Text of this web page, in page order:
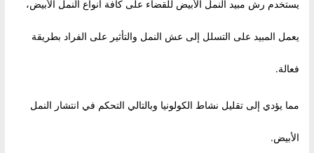
يستخدم رش مبيد النمل الأبيض للقضاء على كافة أنواع النمل الأبيض،
يعمل المبيد على التسلل إلى عش النمل والتأثير على الفراد بطريقة
فعالة.
مما يؤدي إلى تقليل نشاط الكولونيا وبالتالي التحكم في انتشار النمل
الأبيض.